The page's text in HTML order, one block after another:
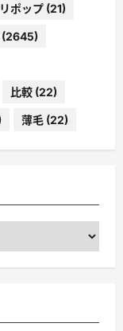
ポップ (21)
(2645)
比較 (22)
薄毛 (22)